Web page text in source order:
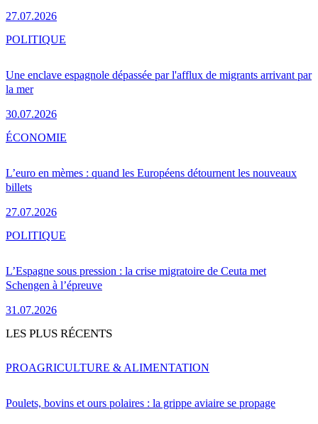
27.07.2026
Une enclave espagnole dépassée par l'afflux de migrants arrivant par
la mer
30.07.2026
POLITIQUE
L’euro en mèmes : quand les Européens détournent les nouveaux
billets
27.07.2026
ÉCONOMIE
L’Espagne sous pression : la crise migratoire de Ceuta met
Schengen à l’épreuve
31.07.2026
POLITIQUE
LES PLUS RÉCENTS
Poulets, bovins et ours polaires : la grippe aviaire se propage
PROAGRICULTURE & ALIMENTATION